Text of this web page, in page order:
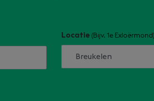
Locatie (Bijv. 1e Exloërmond)